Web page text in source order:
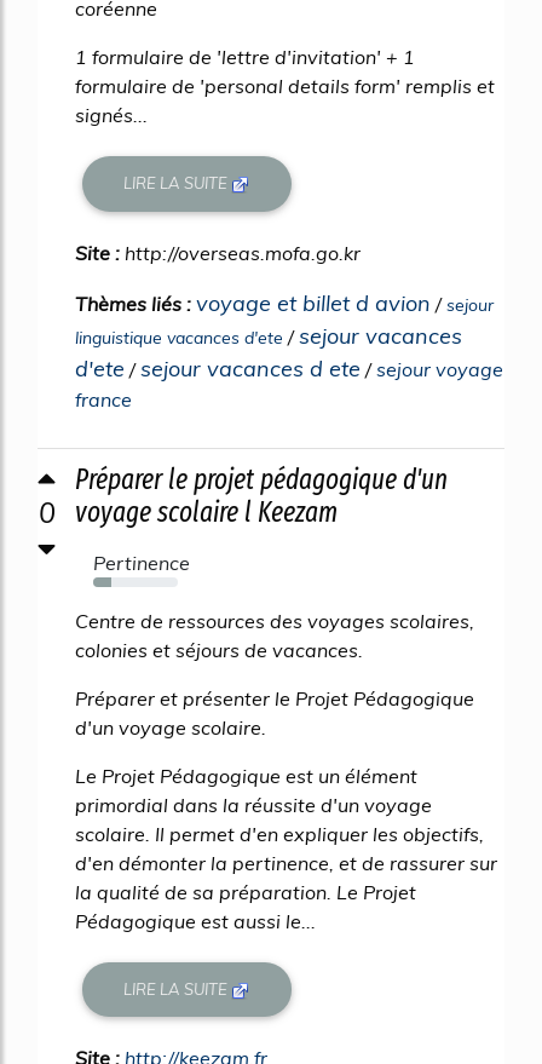
coréenne
1 formulaire de 'lettre d'invitation' + 1
formulaire de 'personal details form' remplis et
signés...
LIRE LA SUITE
Site : http://overseas.mofa.go.kr
Thèmes liés : voyage et billet d avion /sejour
linguistique vacances d'ete /sejour vacances
d'ete /sejour vacances d ete /sejour voyage
france
0
Préparer le projet pédagogique d'un
voyage scolaire l Keezam
Pertinence
22%
Centre de ressources des voyages scolaires,
colonies et séjours de vacances.
Préparer et présenter le Projet Pédagogique
d'un voyage scolaire.
Le Projet Pédagogique est un élément
primordial dans la réussite d'un voyage
scolaire. Il permet d'en expliquer les objectifs,
d'en démonter la pertinence, et de rassurer sur
la qualité de sa préparation. Le Projet
Pédagogique est aussi le...
LIRE LA SUITE
Site : http://keezam.fr